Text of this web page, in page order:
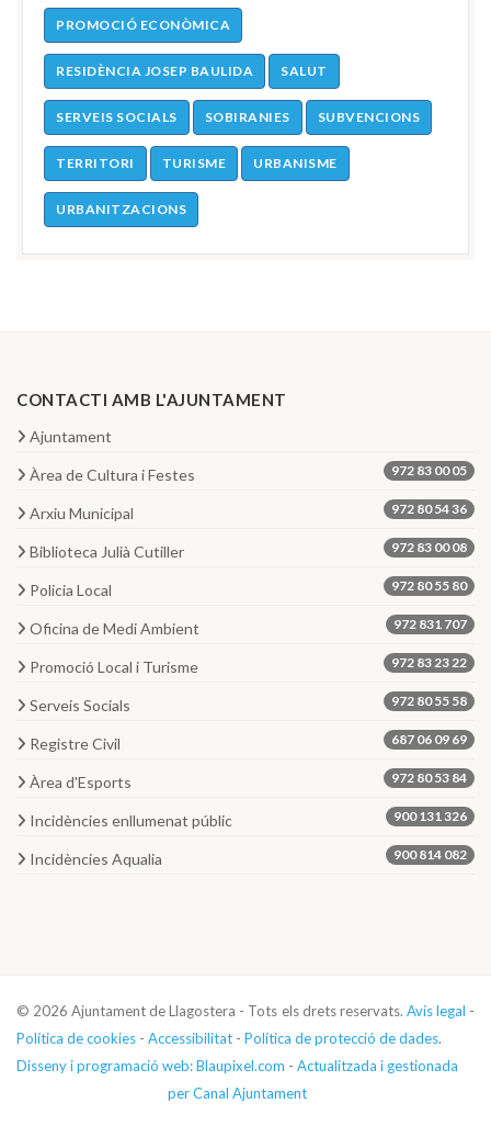
PROMOCIÓ ECONÒMICA
RESIDÈNCIA JOSEP BAULIDA SALUT
SERVEIS SOCIALS SOBIRANIES SUBVENCIONS
TERRITORI TURISME URBANISME
URBANITZACIONS
CONTACTI AMB L'AJUNTAMENT
Ajuntament
Àrea de Cultura i Festes 972 83 00 05
Arxiu Municipal 972 80 54 36
Biblioteca Julià Cutiller 972 83 00 08
Policia Local 972 80 55 80
Oficina de Medi Ambient 972 831 707
Promoció Local i Turisme 972 83 23 22
Serveis Socials 972 80 55 58
Registre Civil 687 06 09 69
Àrea d'Esports 972 80 53 84
Incidències enllumenat públic 900 131 326
Incidències Aqualia 900 814 082
© 2026 Ajuntament de Llagostera - Tots els drets reservats. Avís legal -
Política de cookies - Accessibilitat - Política de protecció de dades.
Disseny i programació web: Blaupixel.com - Actualitzada i gestionada
per Canal Ajuntament